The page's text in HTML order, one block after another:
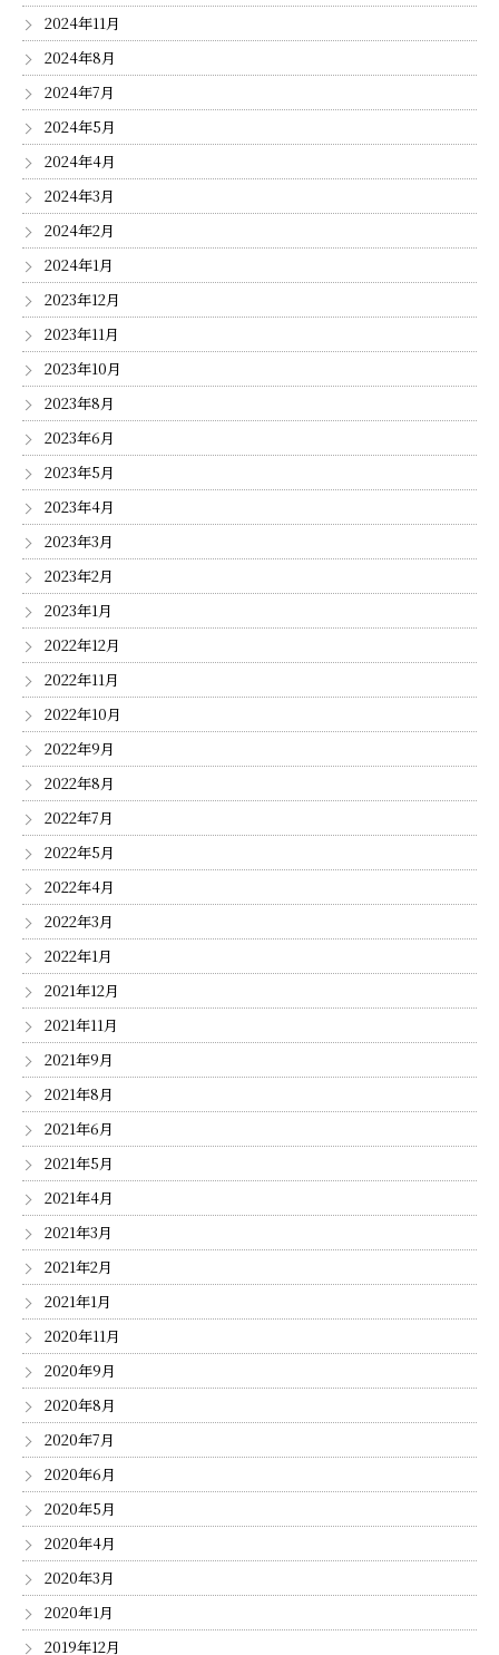
2024年11月
2024年8月
2024年7月
2024年5月
2024年4月
2024年3月
2024年2月
2024年1月
2023年12月
2023年11月
2023年10月
2023年8月
2023年6月
2023年5月
2023年4月
2023年3月
2023年2月
2023年1月
2022年12月
2022年11月
2022年10月
2022年9月
2022年8月
2022年7月
2022年5月
2022年4月
2022年3月
2022年1月
2021年12月
2021年11月
2021年9月
2021年8月
2021年6月
2021年5月
2021年4月
2021年3月
2021年2月
2021年1月
2020年11月
2020年9月
2020年8月
2020年7月
2020年6月
2020年5月
2020年4月
2020年3月
2020年1月
2019年12月